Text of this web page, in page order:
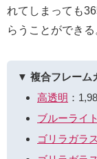
れてしまっても
らうことができる
▼ 複合フレーム
高透明 ：
ブルーライ
ゴリラガラ